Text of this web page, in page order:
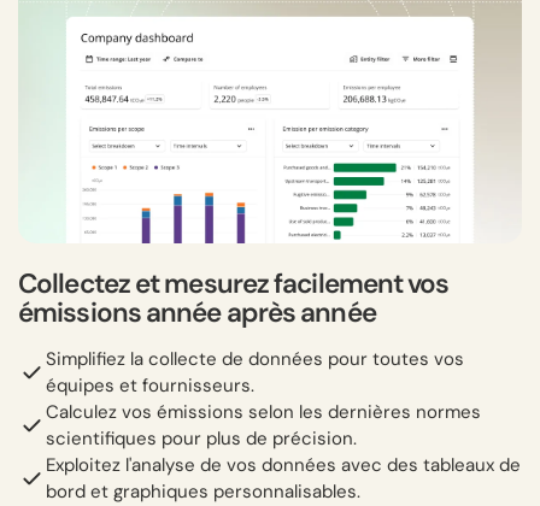
Collectez et mesurez facilement vos
émissions année après année
Simplifiez la collecte de données pour toutes vos
équipes et fournisseurs.
Calculez vos émissions selon les dernières normes
scientifiques pour plus de précision.
Exploitez l'analyse de vos données avec des tableaux de
bord et graphiques personnalisables.